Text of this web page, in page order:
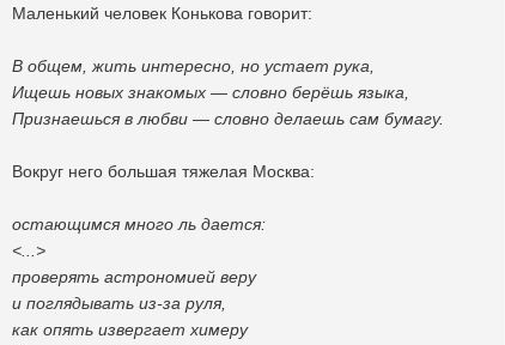
Маленький человек Конькова говорит:
В общем, жить интересно, но устает рука,
Ищешь новых знакомых — словно берёшь языка,
Признаешься в любви — словно делаешь сам бумагу.
Вокруг него большая тяжелая Москва:
остающимся много ль дается:
<...>
проверять астрономией веру
и поглядывать из-за руля,
как опять извергает химеру